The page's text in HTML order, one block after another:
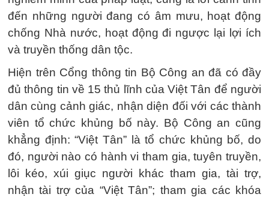
đến những người đang có âm mưu, hoạt động
chống Nhà nước, hoạt động đi ngược lại lợi ích
và truyền thống dân tộc.
Hiện trên Cổng thông tin Bộ Công an đã có đầy
đủ thông tin về 15 thủ lĩnh của Việt Tân để người
dân cùng cảnh giác, nhận diện đối với các thành
viên tổ chức khủng bố này. Bộ Công an cũng
khẳng định: “Việt Tân” là tổ chức khủng bố, do
đó, người nào có hành vi tham gia, tuyên truyền,
lôi kéo, xúi giục người khác tham gia, tài trợ,
nhận tài trợ của “Việt Tân”; tham gia các khóa